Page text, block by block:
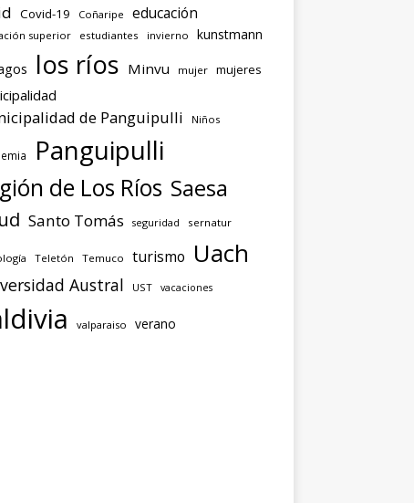
Covid-19 Coñaripe educación
superior estudiantes invierno kunstmann
los ríos Minvu mujer mujeres
de Panguipulli Niños
Panguipulli
de Los Ríos Saesa
Santo Tomás seguridad sernatur
Teletón Temuco turismo Uach
Austral UST vacaciones
valparaiso verano